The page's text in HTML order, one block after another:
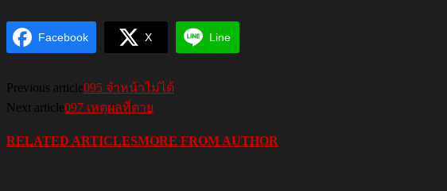
Facebook X Line
Previous article095 จำหน้าไม่ได้
Next article097 เหตุผลที่ตาย
RELATED ARTICLESMORE FROM AUTHOR